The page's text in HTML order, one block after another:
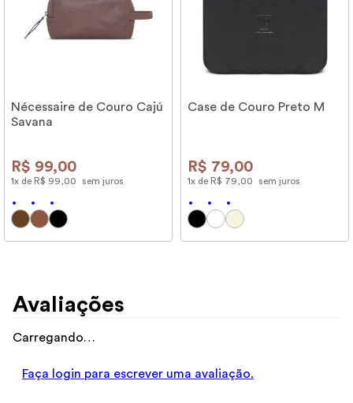
Nécessaire de Couro Cajú
Savana
R$ 99,00
1x de R$ 99 00 sem juros
Case de Couro Preto M
R$ 79,00
1x de R$ 79 00 sem juros
Avaliações
Carregando…
Faça login para escrever uma avaliação.